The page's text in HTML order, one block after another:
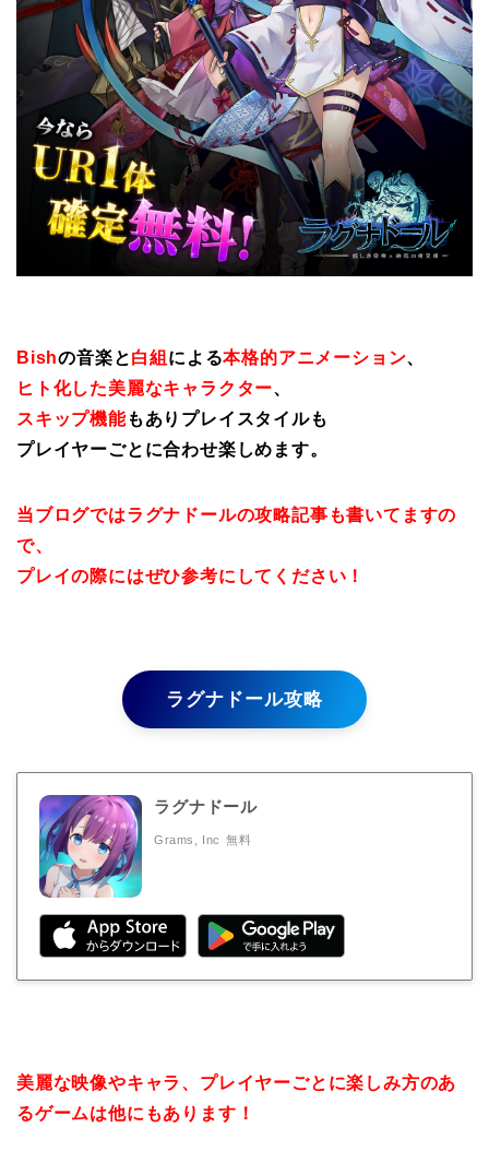
Bishの音楽と白組 による本格的アニメーション、
ヒト化した美麗なキャラクター、
スキップ機能もありプレイスタイルも
プレイヤーごとに合わせ楽しめます。
当ブログではラグナドールの攻略記事も書いてますの
で、
プレイの際にはぜひ参考にしてください！
ラグナドール攻略
ラグナドール
Grams, Inc 無料
美麗な映像やキャラ、プレイヤーごとに楽しみ方のあ
るゲームは他にもあります！